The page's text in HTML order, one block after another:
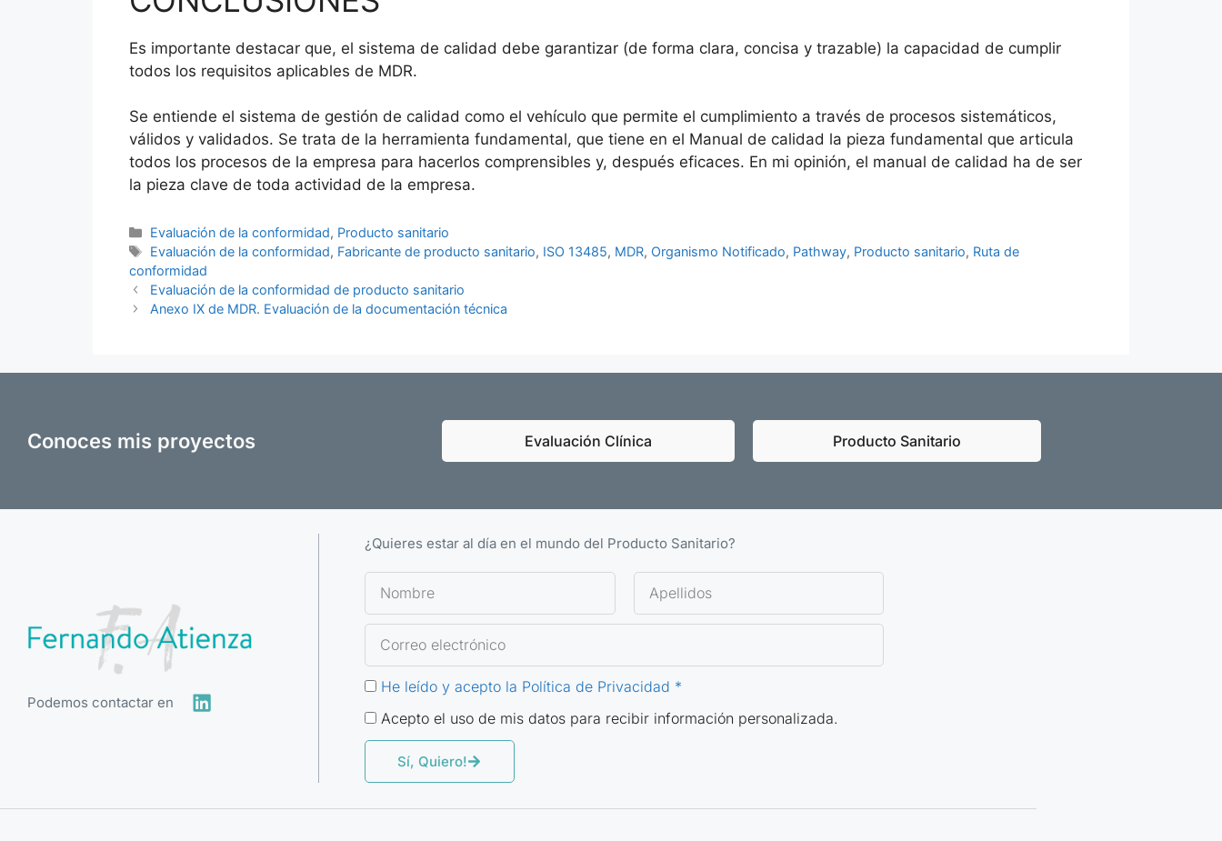
Es importante destacar que, el sistema de calidad debe garantizar (de forma clara, concisa y trazable) la capacidad de cumplir
todos los requisitos aplicables de MDR.
Se entiende el sistema de gestión de calidad como el vehículo que permite el cumplimiento a través de procesos sistemáticos,
válidos y validados. Se trata de la herramienta fundamental, que tiene en el Manual de calidad la pieza fundamental que articula
todos los procesos de la empresa para hacerlos comprensibles y, después eficaces. En mi opinión, el manual de calidad ha de ser
la pieza clave de toda actividad de la empresa.
Evaluación de la conformidad, Producto sanitario
Evaluación de la conformidad, Fabricante de producto sanitario, ISO 13485, MDR, Organismo Notificado, Pathway, Producto sanitario, Ruta de
conformidad
Evaluación de la conformidad de producto sanitario
Anexo IX de MDR. Evaluación de la documentación técnica
Conoces mis proyectos Evaluación Clínica Producto Sanitario
Podemos contactar en
¿Quieres estar al día en el mundo del Producto Sanitario?
He leído y acepto la Política de Privacidad *
Acepto el uso de mis datos para recibir información personalizada.
Sí, Quiero!